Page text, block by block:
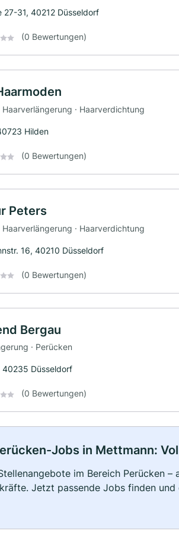
27-31, 40212 Düsseldorf
(0 Bewertungen)
Haarverlängerung · Haarverdichtung
Hilden
(0 Bewertungen)
Peters
Haarverlängerung · Haarverdichtung
16, 40210 Düsseldorf
(0 Bewertungen)
Bergau
· Perücken
40235 Düsseldorf
(0 Bewertungen)
Jobs in Mettmann:
im Bereich Perücken –
Jetzt passende Jobs finden